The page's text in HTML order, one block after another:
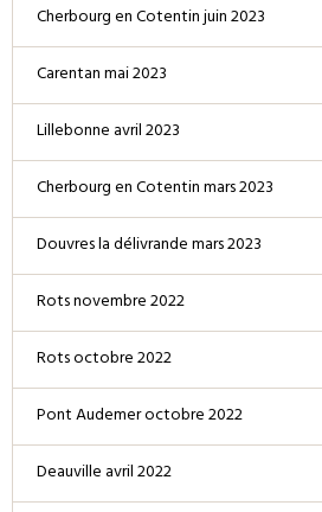
Cherbourg en Cotentin juin 2023
Carentan mai 2023
Lillebonne avril 2023
Cherbourg en Cotentin mars 2023
Douvres la délivrande mars 2023
Rots novembre 2022
Rots octobre 2022
Pont Audemer octobre 2022
Deauville avril 2022